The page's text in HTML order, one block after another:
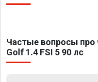
Частые вопросы про
Golf 1.4 FSI 5 90 лс